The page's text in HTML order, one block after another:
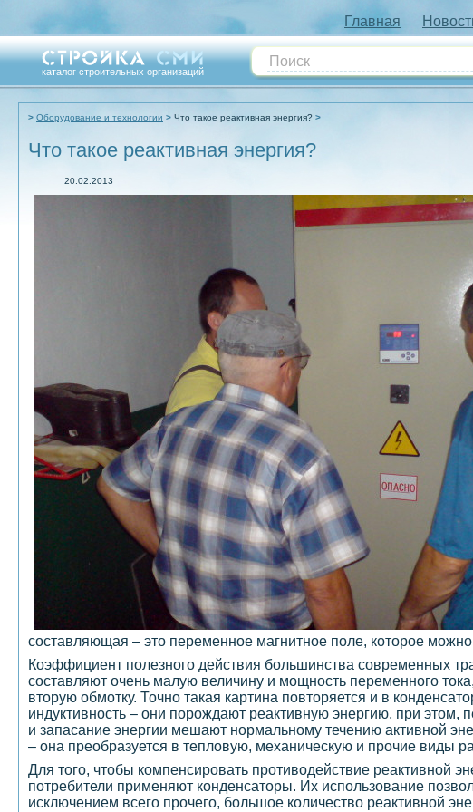
Главная
каталог строительных организаций
Оборудование и технологии Что такое реактивная энергия?
Что такое реактивная энергия?
20.02.2013
составляющая – это переменное магнитное поле, которое можно
Коэффициент полезного действия большинства современных
составляют очень малую величину и мощность переменного
вторую обмотку. Точно такая картина повторяется и в
индуктивность – они порождают реактивную энергию, при этом,
и запасание энергии мешают нормальному течению активной
– она преобразуется в тепловую, механическую и прочие виды
Для того, чтобы компенсировать противодействие реактивной
потребители применяют конденсаторы. Их использование
исключением всего прочего, большое количество реактивной